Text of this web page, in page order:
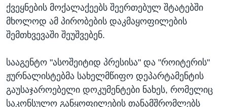
ქვეყნების მოქალაქეებს შეერთებულ შტატებში
მხოლოდ ამ პირობების დაკმაყოფილების
შემთხვევაში შეუშვებენ.
სააგენტო "ასოშეიტიდ პრესისა" და "როიტერის"
ჟურნალისტებმა სახელმწიფო დეპარტამენტის
გაუსაჯაროებელი დოკუმენტები ნახეს, რომელიც
საკონსულო განყოფილების თანამშრომლებს